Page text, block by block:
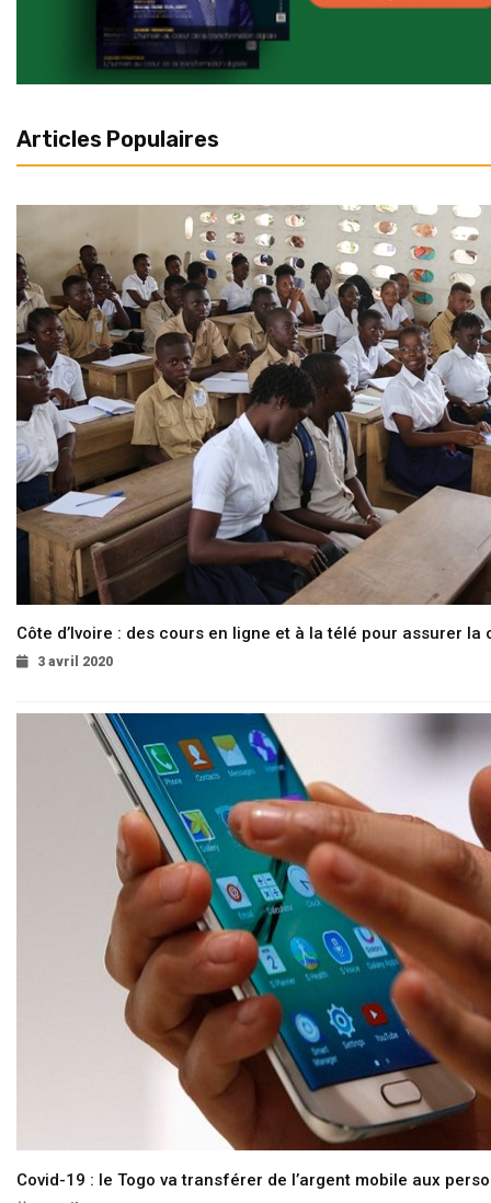
Articles Populaires
Côte d’Ivoire : des cours en ligne et à la télé pour assurer la
3 avril 2020
Covid-19 : le Togo va transférer de l’argent mobile aux